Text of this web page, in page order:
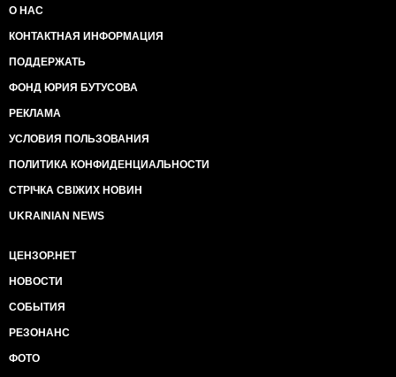
О НАС
КОНТАКТНАЯ ИНФОРМАЦИЯ
ПОДДЕРЖАТЬ
ФОНД ЮРИЯ БУТУСОВА
РЕКЛАМА
УСЛОВИЯ ПОЛЬЗОВАНИЯ
ПОЛИТИКА КОНФИДЕНЦИАЛЬНОСТИ
СТРІЧКА СВІЖИХ НОВИН
UKRAINIAN NEWS
ЦЕНЗОР.НЕТ
НОВОСТИ
СОБЫТИЯ
РЕЗОНАНС
ФОТО